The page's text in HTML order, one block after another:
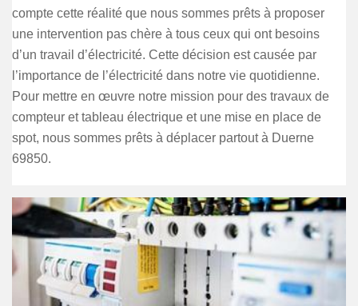
compte cette réalité que nous sommes prêts à proposer
une intervention pas chère à tous ceux qui ont besoins
d’un travail d’électricité. Cette décision est causée par
l’importance de l’électricité dans notre vie quotidienne.
Pour mettre en œuvre notre mission pour des travaux de
compteur et tableau électrique et une mise en place de
spot, nous sommes prêts à déplacer partout à Duerne
69850.